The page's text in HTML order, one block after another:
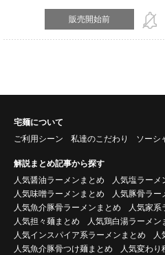
共に、フワッと広がる豚骨
ンの豚骨ラーメン！
販売開始前
宅麺について
ご利用シーン
私達のこだわり ソーシ
解説まとめ記事から探す
人気醤油ラーメンまとめ
人気塩ラーメ
人気味噌ラーメンまとめ
人気豚骨ラー
人気魚介豚骨ラーメンまとめ
人気家系
人気担々麺まとめ
人気鶏白湯ラーメン
人気インスパイア系ラーメンまとめ
人
人気魚介豚骨つけ麺まとめ
人気変わり